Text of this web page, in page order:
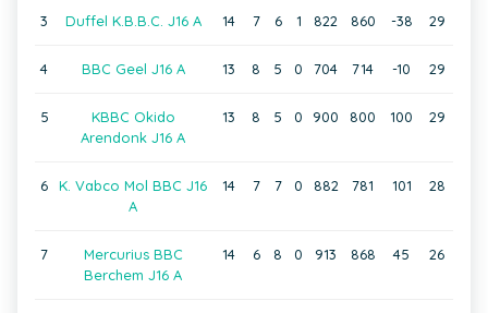
3 Duffel K.B.B.C. J16 A 14 7 6 1 822 860 -38 29
4 BBC Geel J16 A 13 8 5 0 704 714 -10 29
5
KBBC Okido
Arendonk J16 A
13 8 5 0 900 800 100 29
6
K. Vabco Mol BBC J16
A
14 7 7 0 882 781 101 28
7
Mercurius BBC
Berchem J16 A
14 6 8 0 913 868 45 26